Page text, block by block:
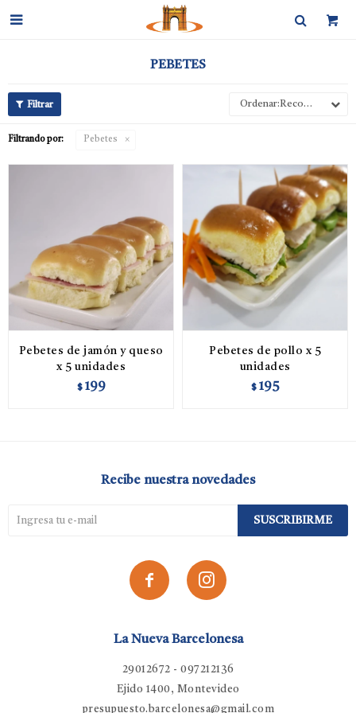

PEBETES
Recomendados
Filtrando por: Pebetes
Pebetes de jamón y queso
x 5 unidades
$ 199
Pebetes de pollo x 5
unidades
$ 195
La Nueva Barcelonesa
29012672 - 097212136
Ejido 1400, Montevideo
presupuesto.barcelonesa@gmail.com
Recibe nuestra novedades
SUSCRIBIRME
 